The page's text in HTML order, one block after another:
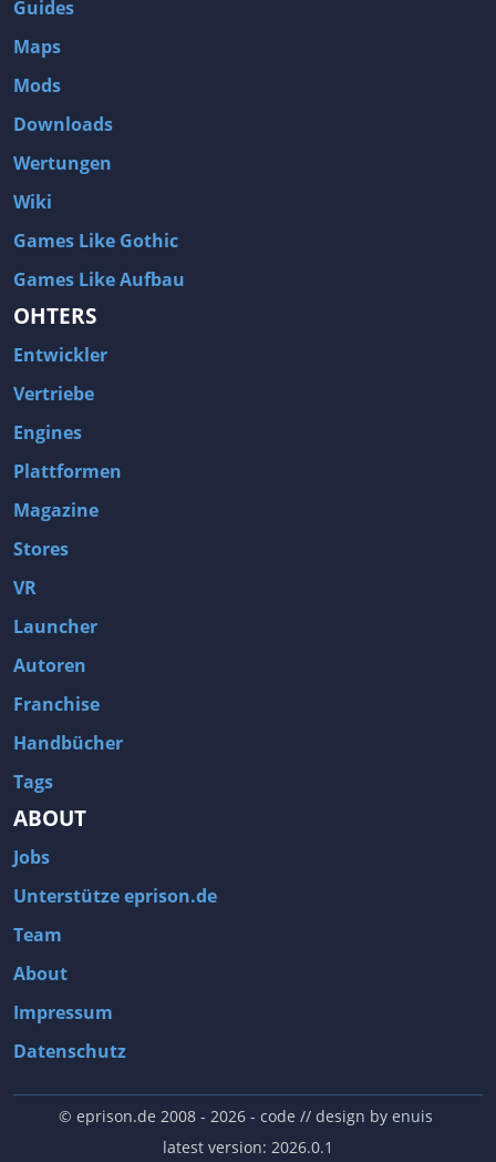
Guides
Maps
Mods
Downloads
Wertungen
Wiki
Games Like Gothic
Games Like Aufbau
OHTERS
Entwickler
Vertriebe
Engines
Plattformen
Magazine
Stores
VR
Launcher
Autoren
Franchise
Handbücher
Tags
ABOUT
Jobs
Unterstütze eprison.de
Team
About
Impressum
Datenschutz
© eprison.de 2008 - 2026- code // design by enuis
latest version: 2026.0.1